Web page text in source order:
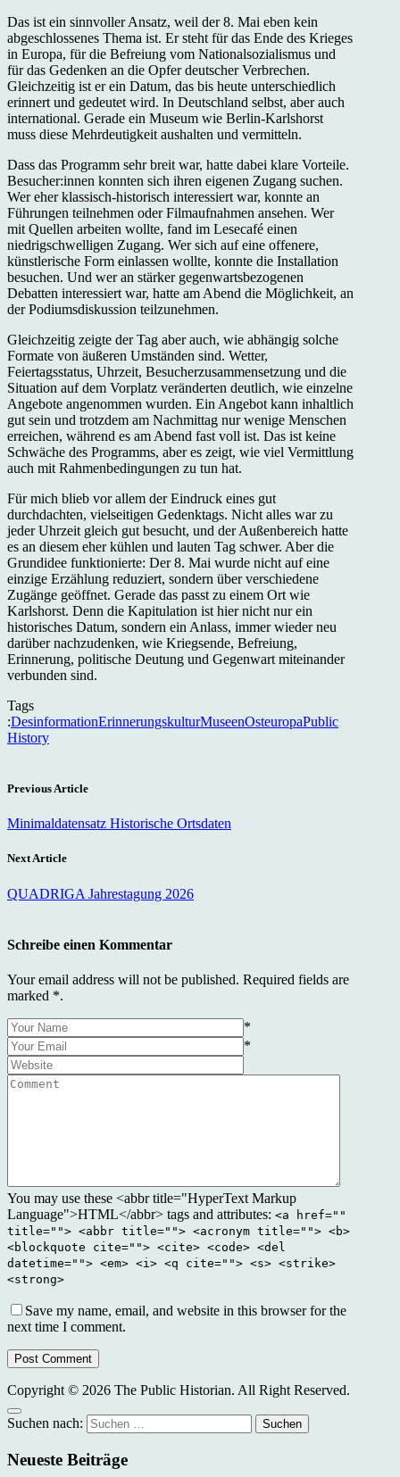
Das ist ein sinnvoller Ansatz, weil der 8. Mai eben kein
abgeschlossenes Thema ist. Er steht für das Ende des Krieges
in Europa, für die Befreiung vom Nationalsozialismus und
für das Gedenken an die Opfer deutscher Verbrechen.
Gleichzeitig ist er ein Datum, das bis heute unterschiedlich
erinnert und gedeutet wird. In Deutschland selbst, aber auch
international. Gerade ein Museum wie Berlin-Karlshorst
muss diese Mehrdeutigkeit aushalten und vermitteln.
Dass das Programm sehr breit war, hatte dabei klare Vorteile.
Besucher:innen konnten sich ihren eigenen Zugang suchen.
Wer eher klassisch-historisch interessiert war, konnte an
Führungen teilnehmen oder Filmaufnahmen ansehen. Wer
mit Quellen arbeiten wollte, fand im Lesecafé einen
niedrigschwelligen Zugang. Wer sich auf eine offenere,
künstlerische Form einlassen wollte, konnte die Installation
besuchen. Und wer an stärker gegenwartsbezogenen
Debatten interessiert war, hatte am Abend die Möglichkeit, an
der Podiumsdiskussion teilzunehmen.
Gleichzeitig zeigte der Tag aber auch, wie abhängig solche
Formate von äußeren Umständen sind. Wetter,
Feiertagsstatus, Uhrzeit, Besucherzusammensetzung und die
Situation auf dem Vorplatz veränderten deutlich, wie einzelne
Angebote angenommen wurden. Ein Angebot kann inhaltlich
gut sein und trotzdem am Nachmittag nur wenige Menschen
erreichen, während es am Abend fast voll ist. Das ist keine
Schwäche des Programms, aber es zeigt, wie viel Vermittlung
auch mit Rahmenbedingungen zu tun hat.
Für mich blieb vor allem der Eindruck eines gut
durchdachten, vielseitigen Gedenktags. Nicht alles war zu
jeder Uhrzeit gleich gut besucht, und der Außenbereich hatte
es an diesem eher kühlen und lauten Tag schwer. Aber die
Grundidee funktionierte: Der 8. Mai wurde nicht auf eine
einzige Erzählung reduziert, sondern über verschiedene
Zugänge geöffnet. Gerade das passt zu einem Ort wie
Karlshorst. Denn die Kapitulation ist hier nicht nur ein
historisches Datum, sondern ein Anlass, immer wieder neu
darüber nachzudenken, wie Kriegsende, Befreiung,
Erinnerung, politische Deutung und Gegenwart miteinander
verbunden sind.
Tags
:DesinformationErinnerungskulturMuseenOsteuropaPublic
History
Previous Article
Minimaldatensatz Historische Ortsdaten
Next Article
QUADRIGA Jahrestagung 2026
Schreibe einen Kommentar
Your email address will not be published. Required fields are
marked *.
*
*
You may use these <abbr title="HyperText Markup
Language">HTML</abbr> tags and attributes: <a href=""
title=""> <abbr title=""> <acronym title=""> <b>
<blockquote cite=""> <cite> <code> <del
datetime=""> <em> <i> <q cite=""> <s> <strike>
<strong>
Save my name, email, and website in this browser for the
next time I comment.
Post Comment
Copyright © 2026 The Public Historian. All Right Reserved.
Suchen nach:
Neueste Beiträge